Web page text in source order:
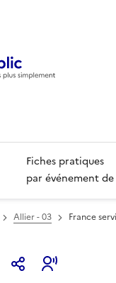
Fiches pratiques
par événement de
Allier - 03 France